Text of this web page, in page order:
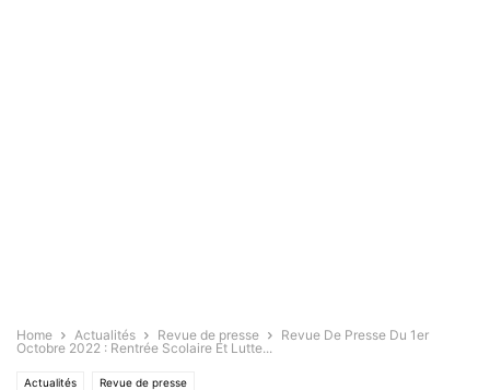
Home Actualités Revue de presse
Revue De Presse Du 1er
Octobre 2022 : Rentrée Scolaire Et Lutte...
Actualités Revue de presse